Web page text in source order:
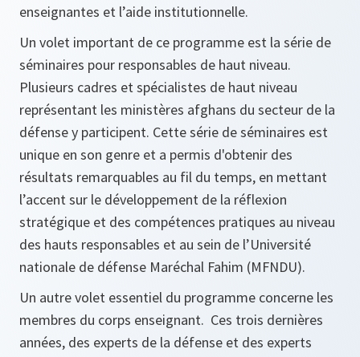
enseignantes et l’aide institutionnelle.
Un volet important de ce programme est la série de
séminaires pour responsables de haut niveau.
Plusieurs cadres et spécialistes de haut niveau
représentant les ministères afghans du secteur de la
défense y participent. Cette série de séminaires est
unique en son genre et a permis d'obtenir des
résultats remarquables au fil du temps, en mettant
l’accent sur le développement de la réflexion
stratégique et des compétences pratiques au niveau
des hauts responsables et au sein de l’Université
nationale de défense Maréchal Fahim (MFNDU).
Un autre volet essentiel du programme concerne les
membres du corps enseignant. Ces trois dernières
années, des experts de la défense et des experts